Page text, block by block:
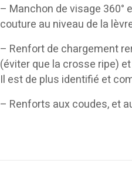
– Manchon de visage 360°
couture au niveau de la
– Renfort de chargement
(éviter que la crosse ripe)
Il est de plus identifié et
– Renforts aux coudes, et